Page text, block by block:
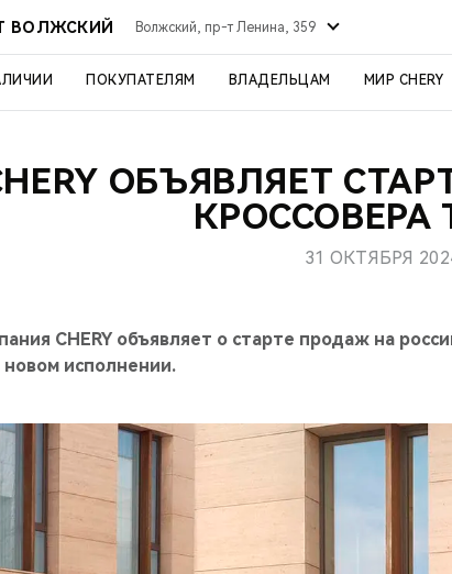
ВОЛЖСКИЙ Волжский, пр-т Ленина, 359
ПОКУПАТЕЛЯМ ВЛАДЕЛЬЦАМ МИР CHERY
ОБЪЯВЛЯЕТ
КРОССОВЕРА
31 ОКТЯБРЯ
CHERY объявляет о старте продаж на
новом исполнении.